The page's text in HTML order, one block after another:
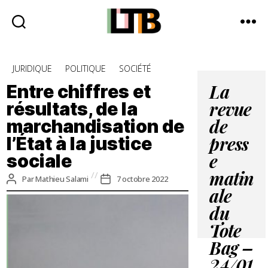
Tote
Bag
-
Média
d'information
quotidienne
Catégories
JURIDIQUE POLITIQUE SOCIÉTÉ
Entre chiffres et
résultats, de la
marchandisation de
l’État à la justice
sociale
Auteur
de
ParMathieu Salami
Date
de
7 octobre 2022
La
revue
de
press
e
matin
ale
du
Tote
Bag –